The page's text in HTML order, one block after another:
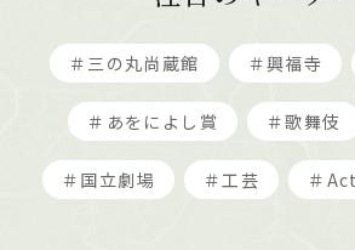
＃三の丸尚蔵館 ＃興福寺
＃あをによし賞 ＃歌舞伎
＃国立劇場 ＃工芸 ＃